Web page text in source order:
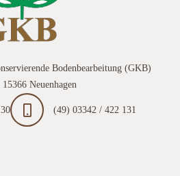
Bodenbearbeitung (GKB)
Neuenhagen
(49) 03342 / 422 131